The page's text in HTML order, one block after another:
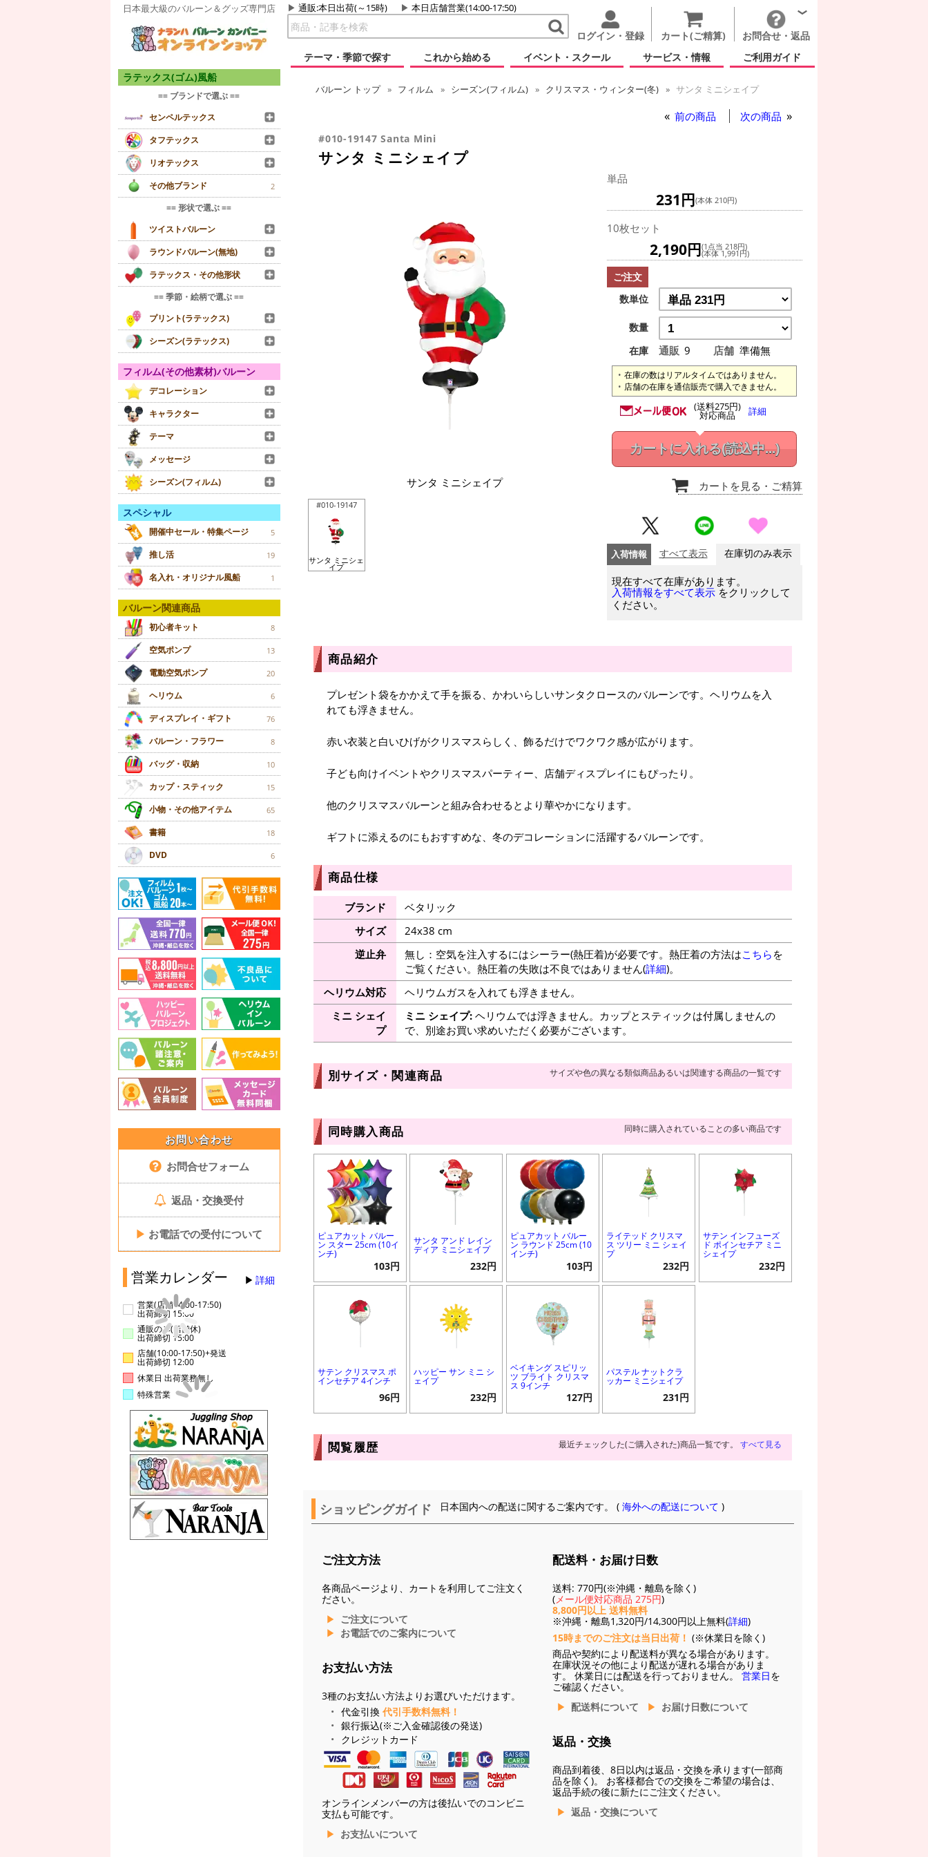
日本最大級のバルーン＆グッズ専門店 通販:本日出荷(～15時) 本日店舗営業(14:00-17:50)
ログイン・登録 カート(ご精算)
お問合せ・返品
テーマ・季節で探す
これから始める イベント・スクール サービス・情報 ご利用ガイド
ラテックス(ゴム)風船
== ブランドで選ぶ ==
センペルテックス
タフテックス
リオテックス
その他ブランド
2
== 形状で選ぶ ==
ツイストバルーン
ラウンドバルーン(無地)
ラテックス・その他形状
== 季節・絵柄で選ぶ ==
プリント(ラテックス)
シーズン(ラテックス)
フィルム(その他素材)バルーン
デコレーション
キャラクター
テーマ
メッセージ
シーズン(フィルム)
スペシャル
開催中セール・特集ページ 5
推し活 19
名入れ・オリジナル風船 1
バルーン関連商品
初心者キット 8
空気ポンプ 13
電動空気ポンプ 20
ヘリウム 6
ディスプレイ・ギフト 76
バルーン・フラワー 8
バッグ・収納 10
カップ・スティック 15
小物・その他アイテム 65
書籍 18
DVD 6
お問い合わせ
お問合せフォーム
返品・交換受付
▶ お電話での受付について
営業カレンダー 詳細
営業(店舗14:00-17:50)
出荷締切 15:00
通販のみ(店舗休)
出荷締切 15:00
店舗(10:00-17:50)+発送
出荷締切 12:00
休業日 出荷業務無し
特殊営業
バルーン トップ フィルム シーズン(フィルム) クリスマス・ウィンター(冬) サンタ ミニシェイプ
前の商品 次の商品
#010-19147 Santa Mini
サンタ ミニシェイプ
サンタ ミニシェイプ
#010-19147
サンタ ミニシェ
イプ
単品
231円(本体 210円)
10枚セット
2,190円(1点当 218円)
(本体 1,991円)
ご注文
数単位
数量
在庫
通販 9 店舗 準備無
在庫の数はリアルタイムではありません。
店舗の在庫を通信販売で購入できません。
(送料275円)
対応商品 詳細
カートに入れる(読込中...)
カートを見る ・ご精算
入荷情報 すべて表示 在庫切のみ表示
現在すべて在庫があります。
入荷情報をすべて表示 をクリックして
ください。
商品紹介
プレゼント袋をかかえて手を振る、かわいらしいサンタクロースのバルーンです。ヘリウムを入
れても浮きません。
赤い衣装と白いひげがクリスマスらしく、飾るだけでワクワク感が広がります。
子ども向けイベントやクリスマスパーティー、店舗ディスプレイにもぴったり。
他のクリスマスバルーンと組み合わせるとより華やかになります。
ギフトに添えるのにもおすすめな、冬のデコレーションに活躍するバルーンです。
商品仕様
ブランド
ベタリック
サイズ
24x38 cm
逆止弁
無し：空気を注入するにはシーラー(熱圧着)が必要です。熱圧着の方法はこちら を
ご覧ください。熱圧着の失敗は不良ではありません(詳細)。
ヘリウム対応
ヘリウムガスを入れても浮きません。
ミニ シェイ
プ
ミニ シェイプ:ヘリウムでは浮きません。カップとスティックは付属しませんの
で、別途お買い求めいただく必要がございます。
別サイズ・関連商品 サイズや色の異なる類似商品あるいは関連する商品の一覧です
同時購入商品 同時に購入されていることの多い商品です
ピュアカット バルー
ン スター 25cm (10イ
ンチ)
103円
サンタ アンド レイン
ディア ミニシェイプ
232円
ピュアカット バルー
ン ラウンド 25cm (10
インチ)
103円
ライテッド クリスマ
ス ツリー ミニ シェイ
プ
232円
サテン インフューズ
ド ポインセチア ミニ
シェイプ
232円
サテン クリスマス ポ
インセチア 4インチ
96円
ハッピー サン ミニ シ
ェイプ
232円
ベイキング スピリッ
ツ ブライト クリスマ
ス 9インチ
127円
パステル ナットクラ
ッカー ミニシェイプ
231円
閲覧履歴 最近チェックした(ご購入された)商品一覧です。 すべて見る
ショッピングガイド 日本国内への配送に関するご案内です。 (海外への配送について )
ご注文方法
各商品ページより、カートを利用してご注文く
ださい。
ご注文について
お電話でのご案内について
お支払い方法
3種のお支払い方法よりお選びいただけます。
代金引換 代引手数料無料！
銀行振込(※ご入金確認後の発送)
クレジットカード
オンラインメンバーの方は後払いでのコンビニ
支払も可能です。
お支払いについて
配送料・お届け日数
送料: 770円(※沖縄・離島を除く)
(メール便対応商品 275円)
8,800円以上 送料無料
※沖縄・離島1,320円/14,300円以上無料(詳細)
15時までのご注文は当日出荷！ (※休業日を除く)
商品や契約により配送料が異なる場合があります。
在庫状況その他により配送が遅れる場合がありま
す。 休業日には配送を行っておりません。 営業日を
ご確認ください。
配送料について
お届け日数について
返品・交換
商品到着後、8日以内は返品・交換を承ります(一部商
品を除く)。 お客様都合での交換をご希望の場合は、
返品手続の後に新たにご注文ください。
返品・交換について